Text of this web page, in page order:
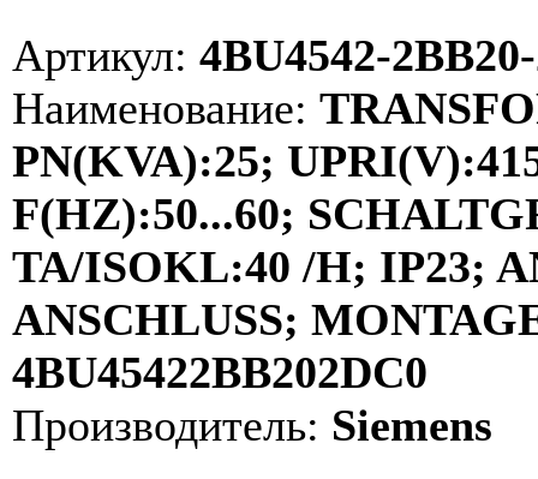
Артикул: 4BU4542-
Наименование:
PN(KVA):25;
F(HZ):50...60;
TA/ISOKL:40 /H; IP23;
ANSCHLUSS;
4BU45422BB202DC0
Производитель: Siemens